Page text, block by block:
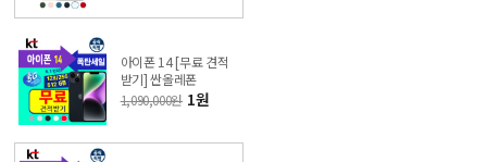
아이폰 14 [무료 견적
받기] 싼올레폰
1,090,000원 1원